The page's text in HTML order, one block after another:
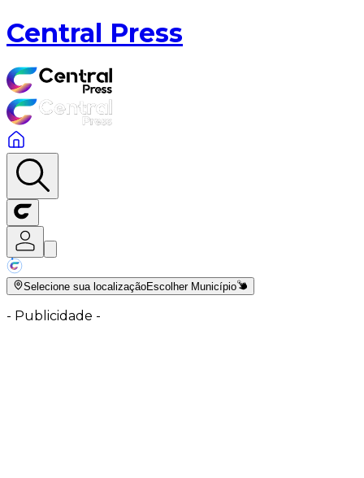
Central Press
Selecione sua localizaçãoEscolher Município
- Publicidade -